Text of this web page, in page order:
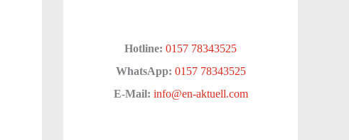
Hotline: 0157 78343525
WhatsApp: 0157 78343525
E-Mail: info@en-aktuell.com